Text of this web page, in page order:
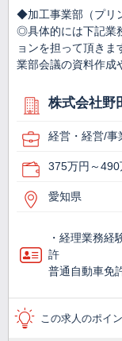
◆加工事業部（プリ
◎具体的には下記業
ョンを担って頂き
業部会議の資料作成
株式会社野
経営・経営/事
375万円～490
愛知県
・経理業務経
許
普通自動車免
この求人のポイ